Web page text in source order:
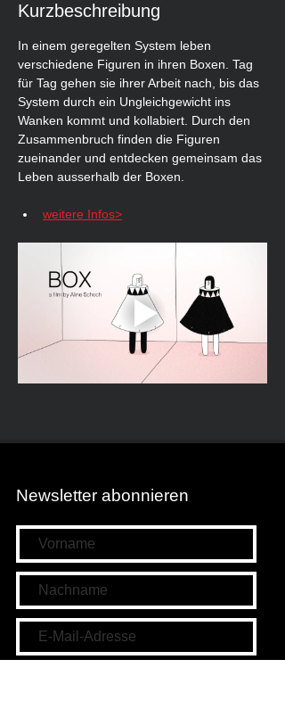
Kurzbeschreibung
In einem geregelten System leben
verschiedene Figuren in ihren Boxen. Tag
für Tag gehen sie ihrer Arbeit nach, bis das
System durch ein Ungleichgewicht ins
Wanken kommt und kollabiert. Durch den
Zusammenbruch finden die Figuren
zueinander und entdecken gemeinsam das
Leben ausserhalb der Boxen.
weitere Infos>
Newsletter abonnieren